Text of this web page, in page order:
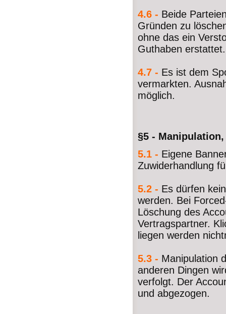
4.6 - Beide
Gründen zu
ohne das ein
Guthaben erstattet.
4.7 - Es ist dem
vermarkten.
möglich.
§5 -
5.1 - Eigene
Zuwiderhandlung
5.2 - Es dürfen
werden. Bei
Löschung des
Vertragspartner.
liegen werden
5.3 - Manipulation
anderen Dingen
verfolgt. Der
und abgezogen.